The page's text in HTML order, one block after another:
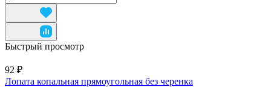
Быстрый просмотр
92 ₽
Лопата копальная прямоугольная без черенка